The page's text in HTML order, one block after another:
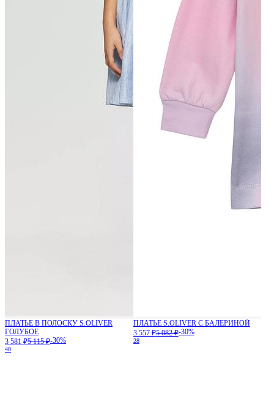
ПЛАТЬЕ В ПОЛОСКУ S.OLIVER
ГОЛУБОЕ
3 581 ₽5 115 ₽-30%
40
ПЛАТЬЕ S.OLIVER С БАЛЕРИНОЙ
3 557 ₽5 082 ₽-30%
28